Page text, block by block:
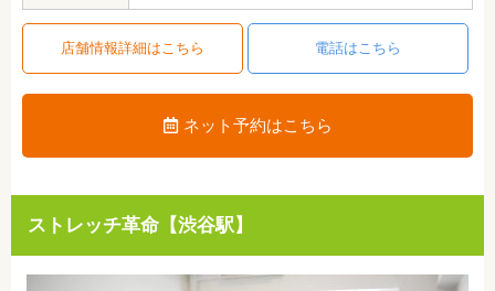
店舗情報詳細はこちら 電話はこちら
ネット予約はこちら
ストレッチ革命【渋谷駅】